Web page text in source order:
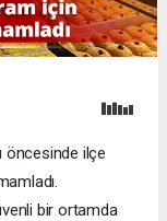
öncesinde ilçe
bir ortamda